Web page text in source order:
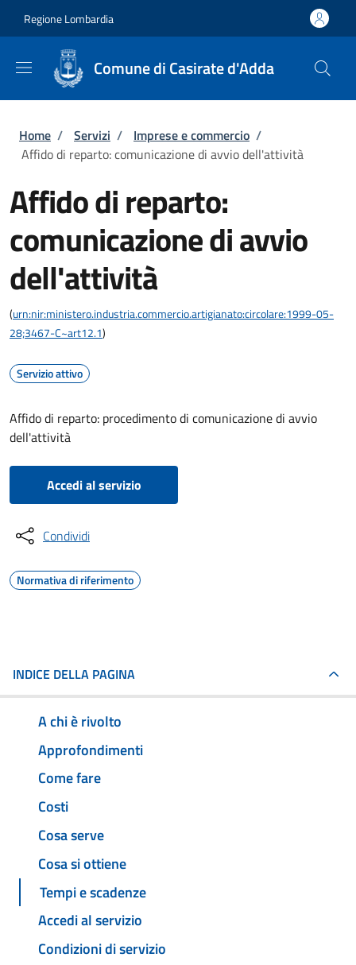
Regione Lombardia
Comune di Casirate d'Adda
Briciole di pane
Home / Servizi / Imprese e commercio /
Affido di reparto: comunicazione di avvio dell'attività
Affido di reparto:
comunicazione di avvio
dell'attività
(urn:nir:ministero.industria.commercio.artigianato:circolare:1999-05-
28;3467-C~art12.1)
Servizio attivo
Affido di reparto: procedimento di comunicazione di avvio
dell'attività
Accedi al servizio
Condividi
Normativa di riferimento
INDICE DELLA PAGINA
A chi è rivolto
Approfondimenti
Come fare
Costi
Cosa serve
Cosa si ottiene
Tempi e scadenze
Accedi al servizio
Condizioni di servizio